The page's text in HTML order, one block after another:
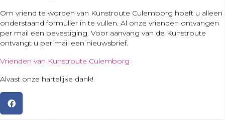
Om vriend te worden van Kunstroute Culemborg hoeft u alleen
onderstaand formulier in te vullen. Al onze vrienden ontvangen
per mail een bevestiging. Voor aanvang van de Kunstroute
ontvangt u per mail een nieuwsbrief.
Vrienden van Kunstroute Culemborg
Alvast onze hartelijke dank!